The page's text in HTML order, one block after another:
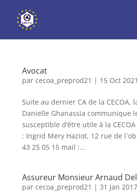
Avocat
par cecoa_preprod21 | 15 Oct 2021
Suite au dernier CA de la CECOA,
Danielle Ghanassia communique
susceptible d’être utile à la
: Ingrid Mery Haziot, 12 rue de
43 25 05 15 mail :...
Assureur Monsieur Arnaud
par cecoa_preprod21 | 31 Jan 2017